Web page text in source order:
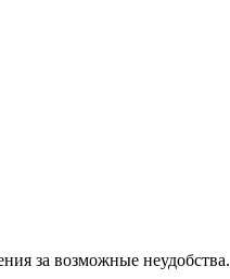
за возможные неудобства.